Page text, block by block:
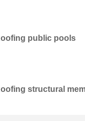
public pools
structural